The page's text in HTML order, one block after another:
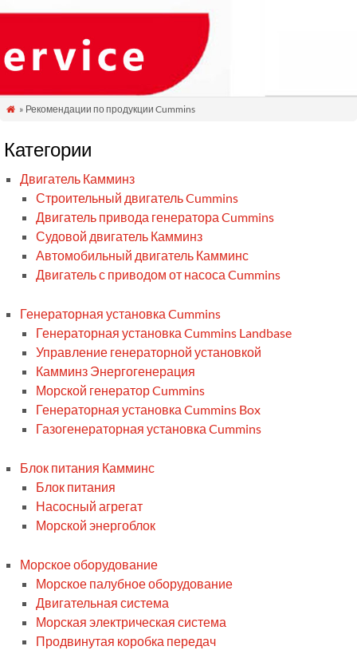
 » Рекомендации по продукции Cummins
Категории
Двигатель Камминз
Строительный двигатель Cummins
Двигатель привода генератора Cummins
Судовой двигатель Камминз
Автомобильный двигатель Камминс
Двигатель с приводом от насоса Cummins
Генераторная установка Cummins
Генераторная установка Cummins Landbase
Управление генераторной установкой
Камминз Энергогенерация
Морской генератор Cummins
Генераторная установка Cummins Box
Газогенераторная установка Cummins
Блок питания Камминс
Блок питания
Насосный агрегат
Морской энергоблок
Морское оборудование
Морское палубное оборудование
Двигательная система
Морская электрическая система
Продвинутая коробка передач